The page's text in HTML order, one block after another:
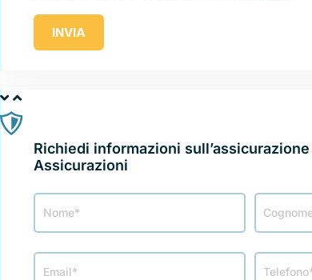
INVIA
Richiedi informazioni
Assicurazioni
info
Nobis
Assicurazioni